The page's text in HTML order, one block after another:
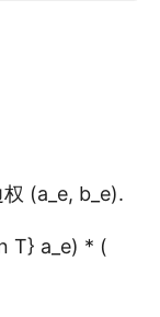
(a_e, b_e).
T} a_e) * (